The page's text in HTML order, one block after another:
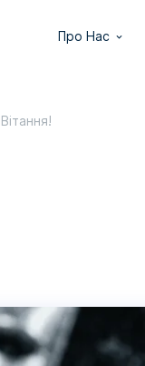
Про Нас
Вітання!